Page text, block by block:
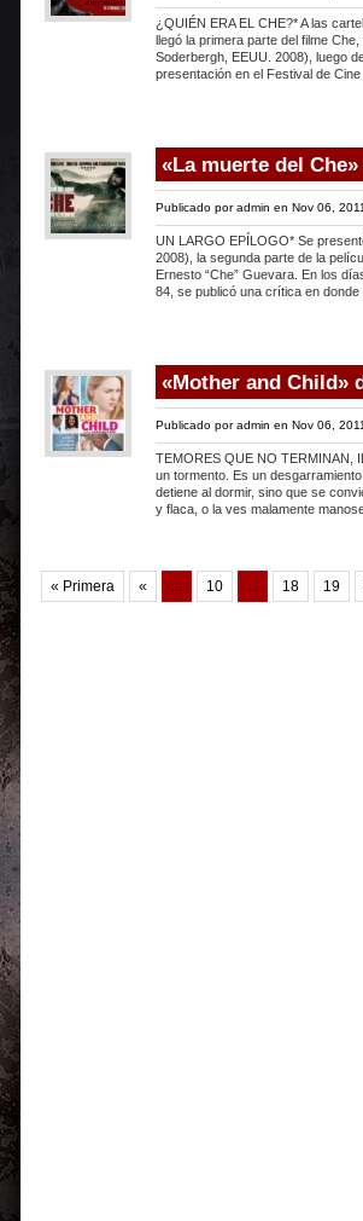
¿QUIÉN ERA EL CHE?* A las
llegó la primera parte del filme
Soderbergh, EEUU. 2008), luego
presentación en el Festival de
«La muerte del
Publicado poradmin en Nov 06,
UN LARGO EPÍLOGO* Se
2008), la segunda parte de la
Ernesto “Che” Guevara. En los
84, se publicó una crítica en
«Mother and Child»
Publicado poradmin en Nov 06,
TEMORES QUE NO TERMINAN,
un tormento. Es un
detiene al dormir, sino que se
y flaca, o la ves malamente
« Primera « ... 10 ... 18 19